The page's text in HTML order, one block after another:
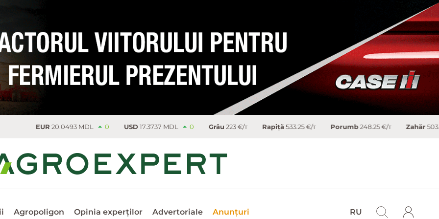
20.0493 MDL 0 USD 17.3737 MDL 0 Grâu 223 €/т Rapiţă533.25 €/т Porumb248.25 €/т Zahăr503.4 €/т
Agropoligon Opinia experților Advertoriale Anunțuri RU